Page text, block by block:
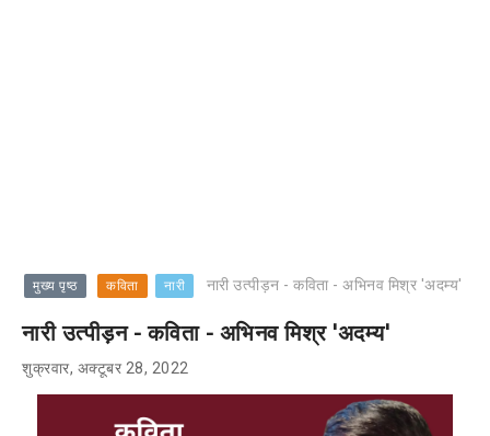
मुख्य पृष्ठ कविता नारी नारी उत्पीड़न - कविता - अभिनव मिश्र 'अदम्य'
नारी उत्पीड़न - कविता - अभिनव मिश्र 'अदम्य'
शुक्रवार, अक्टूबर 28, 2022